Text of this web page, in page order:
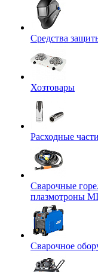
Средства
Хозтовары
Расходные
Сварочные
плазмотроны
Сварочное